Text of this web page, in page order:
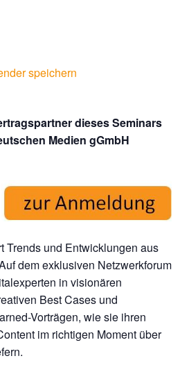
speichern
dieses Seminars
Medien gGmbH
Trends und Entwicklungen aus
dem exklusiven Netzwerkforum
in visionären
Best Cases und
Vorträgen, wie sie ihren
im richtigen Moment über